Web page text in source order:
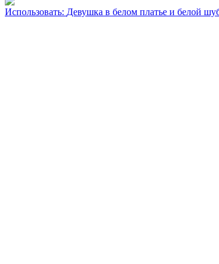
Использовать: Девушка в белом платье и белой